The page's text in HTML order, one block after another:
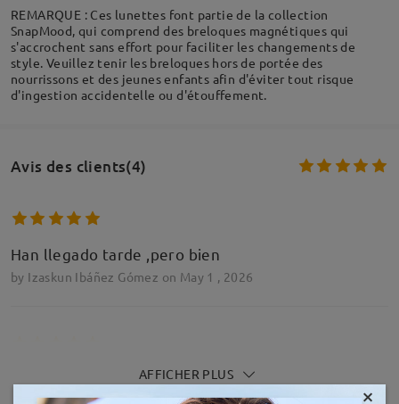
REMARQUE : Ces lunettes font partie de la collection
SnapMood, qui comprend des breloques magnétiques qui
s'accrochent sans effort pour faciliter les changements de
style. Veuillez tenir les breloques hors de portée des
nourrissons et des jeunes enfants afin d'éviter tout risque
d'ingestion accidentelle ou d'étouffement.
Avis des clients(4)
Han llegado tarde ,pero bien
by Izaskun Ibáñez Gómez on May 1 , 2026
I absolutely love these, perfect design perfect
colour perfect fit
AFFICHER PLUS
×